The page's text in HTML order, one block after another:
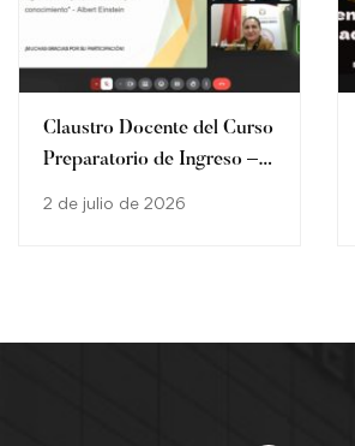
Claustro Docente del Curso
Preparatorio de Ingreso –
2 de julio de 2026